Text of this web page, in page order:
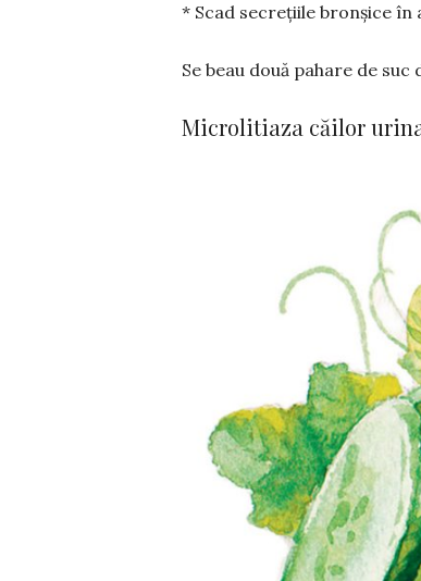
* Scad secrețiile bronșice
Se beau două pahare de
Microlitiaza căilor